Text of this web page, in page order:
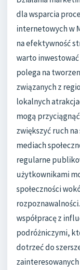
dla wsparcia
internetowych w
na efektywność
warto
polega na
związanych z
lokalnych
mogą
zwiększyć ruch
mediach
regularne
użytkownikami
społeczności
współpracę z
podróżniczymi,
dotrzeć do